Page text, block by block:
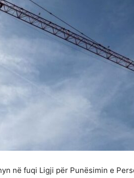
në fuqi Ligji për Punësimin e